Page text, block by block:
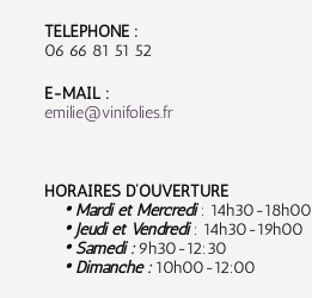
TÉLÉPHONE :
06 66 81 51 52
E-MAIL :
emilie@vinifolies.fr
HORAIRES D’OUVERTURE
• Mardi et Mercredi: 14h30-18h00
• Jeudi et Vendredi: 14h30-19h00
• Samedi :9h30-12:30
• Dimanche :10h00-12:00